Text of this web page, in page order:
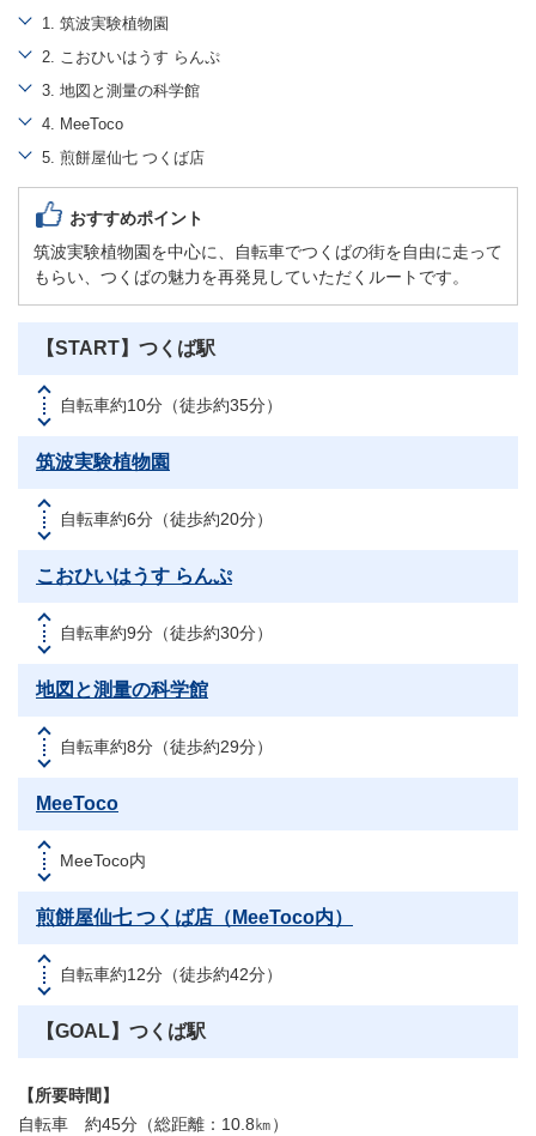
1
筑波実験植物園
2
こおひいはうす らんぷ
3 地図と測量の科学館
4 MeeToco
5 煎餅屋仙七 つくば店
おすすめポイント
筑波実験植物園を中⼼に、⾃転⾞でつくばの街を⾃由に⾛って
もらい、つくばの魅⼒を再発⾒していただくルートです。
【START】つくば駅
自転車約10分（徒歩約35分）
筑波実験植物園
自転車約6分（徒歩約20分）
こおひいはうす らんぷ
自転車約9分（徒歩約30分）
地図と測量の科学館
自転車約8分（徒歩約29分）
MeeToco
MeeToco内
煎餅屋仙七 つくば店（MeeToco内）
自転車約12分（徒歩約42分）
【GOAL】つくば駅
【所要時間】
自転車 約45分（総距離：10.8㎞）